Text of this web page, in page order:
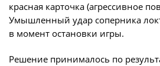
красная карточка (агрессивное
Умышленный удар соперника
в момент остановки игры.
Решение принималось по